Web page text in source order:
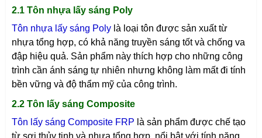
2.1 Tôn nhựa lấy sáng Poly
Tôn nhựa lấy sáng Poly là loại tôn được sản xuất từ
nhựa tổng hợp, có khả năng truyền sáng tốt và chống va
đập hiệu quả. Sản phẩm này thích hợp cho những công
trình cần ánh sáng tự nhiên nhưng không làm mất đi tính
bền vững và độ thẩm mỹ của công trình.
2.2 Tôn lấy sáng Composite
Tôn lấy sáng Composite FRP là sản phẩm được chế tạo
từ sợi thủy tinh và nhựa tổng hợp, nổi bật với tính năng